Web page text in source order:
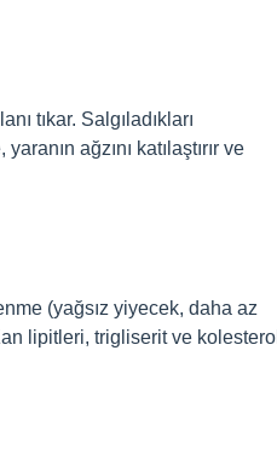
tıkar. Salgıladıkları
ağzını katılaştırır ve
(yağsız yiyecek, daha az
lipitleri, trigliserit ve kolesterol